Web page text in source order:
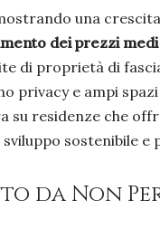
una
dei prezzi
di proprietà di
privacy e ampi
su residenze che
sostenibile
da Non